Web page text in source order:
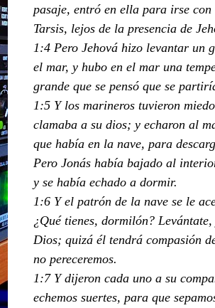
pasaje, entró en ella para irse con
Tarsis, lejos de la presencia de
1:4 Pero Jehová hizo levantar un
el mar, y hubo en el mar una
grande que se pensó que se
1:5 Y los marineros tuvieron
clamaba a su dios; y echaron al
que había en la nave, para
Pero Jonás había bajado al
y se había echado a dormir.
1:6 Y el patrón de la nave se le
¿Qué tienes, dormilón?
Dios; quizá él tendrá compasión
no pereceremos.
1:7 Y dijeron cada uno a su
echemos suertes, para que